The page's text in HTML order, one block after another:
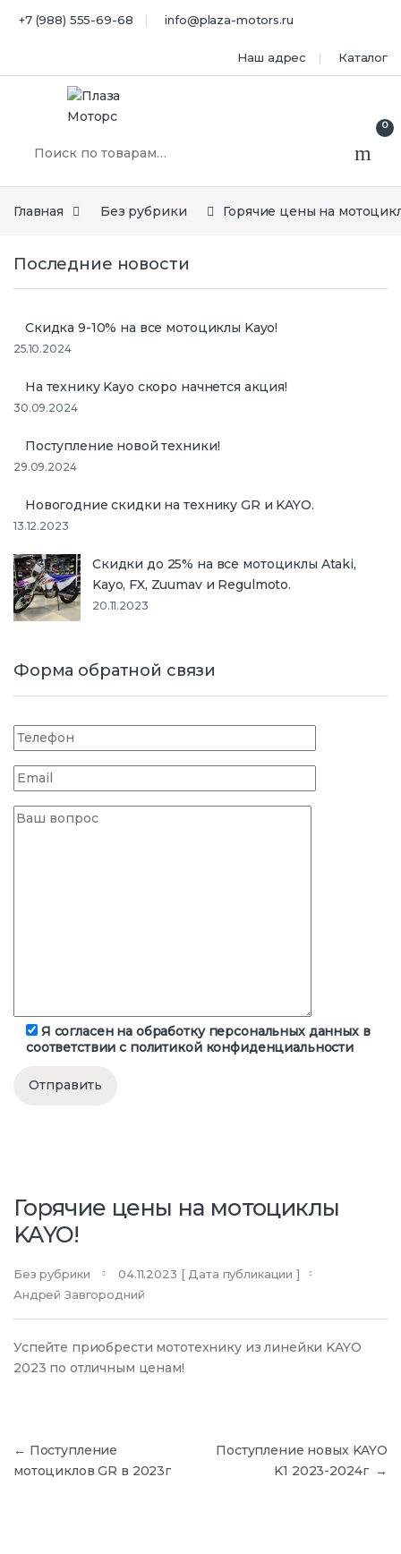
+7 (988) 555-69-68 info@plaza-motors.ru
Наш адрес Каталог
0
Главная Без рубрики Горячие цены на
Горячие цены на мотоциклы
KAYO!
Без рубрики 04.11.2023 [ Дата публикации ]
Андрей Завгородний
Успейте приобрести мототехнику из линейки KAYO
2023 по отличным ценам!
Навигация по записям
← Поступление
мотоциклов GR в 2023г
Поступление новых KAYO
K1 2023-2024г →
Последние новости
Скидка 9-10% на все мотоциклы Kayo!
25.10.2024
На технику Kayo скоро начнется акция!
30.09.2024
Поступление новой техники!
29.09.2024
Новогодние скидки на технику GR и KAYO.
13.12.2023
Скидки до 25% на все мотоциклы Ataki,
Kayo, FX, Zuumav и Regulmoto.
20.11.2023
Форма обратной связи
Я согласен на обработку персональных данных в
соответствии с политикой конфиденциальности